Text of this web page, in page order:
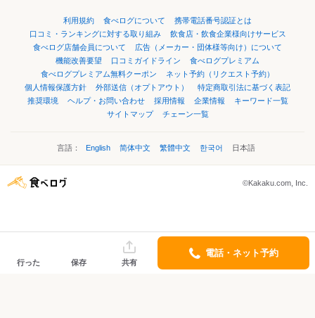
利用規約 食べログについて
携帯電話番号認証とは
口コミ・ランキングに対する取り組み
飲食店・飲食企業様向けサービス
食べログ店舗会員について
広告（メーカー・団体様等向け）について
機能改善要望
口コミガイドライン
食べログプレミアム
食べログプレミアム無料クーポン
ネット予約（リクエスト予約）
個人情報保護方針
外部送信（オプトアウト）
特定商取引法に基づく表記
推奨環境
ヘルプ・お問い合わせ 採用情報 企業情報
キーワード一覧
サイトマップ
チェーン一覧
言語： English 简体中文 繁體中文 한국어 日本語
©Kakaku.com, Inc.
行った 保存 共有
電話・ネット予約